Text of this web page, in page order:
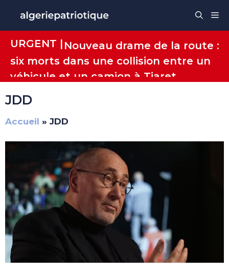
contenu
URGENT | Nouveau drame de la route :
six morts dans une collision entre un
véhicule et un camion à Tiaret
JDD
Accueil » JDD